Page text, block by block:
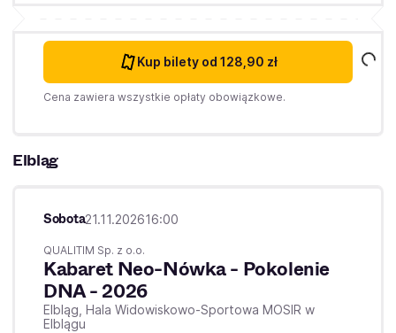
Kup bilety od 128,90 zł
Cena zawiera wszystkie opłaty obowiązkowe.
Elbląg
Sobota21.11.202616:00
QUALITIM Sp. z o.o.
Kabaret Neo-Nówka - Pokolenie
DNA - 2026
Elbląg, Hala Widowiskowo-Sportowa MOSIR w
Elblągu